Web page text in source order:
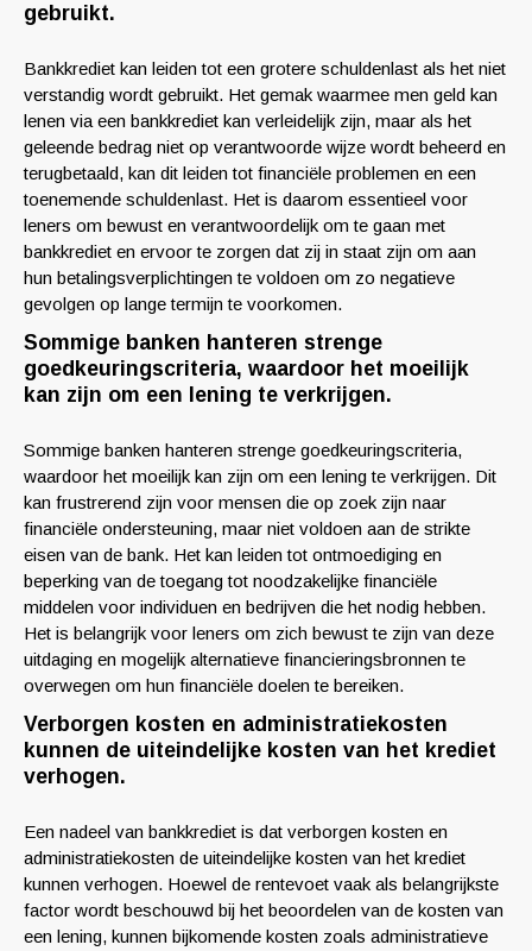
gebruikt.
Bankkrediet kan leiden tot een grotere schuldenlast als het niet
verstandig wordt gebruikt. Het gemak waarmee men geld kan
lenen via een bankkrediet kan verleidelijk zijn, maar als het
geleende bedrag niet op verantwoorde wijze wordt beheerd en
terugbetaald, kan dit leiden tot financiële problemen en een
toenemende schuldenlast. Het is daarom essentieel voor
leners om bewust en verantwoordelijk om te gaan met
bankkrediet en ervoor te zorgen dat zij in staat zijn om aan
hun betalingsverplichtingen te voldoen om zo negatieve
gevolgen op lange termijn te voorkomen.
Sommige banken hanteren strenge
goedkeuringscriteria, waardoor het moeilijk
kan zijn om een lening te verkrijgen.
Sommige banken hanteren strenge goedkeuringscriteria,
waardoor het moeilijk kan zijn om een lening te verkrijgen. Dit
kan frustrerend zijn voor mensen die op zoek zijn naar
financiële ondersteuning, maar niet voldoen aan de strikte
eisen van de bank. Het kan leiden tot ontmoediging en
beperking van de toegang tot noodzakelijke financiële
middelen voor individuen en bedrijven die het nodig hebben.
Het is belangrijk voor leners om zich bewust te zijn van deze
uitdaging en mogelijk alternatieve financieringsbronnen te
overwegen om hun financiële doelen te bereiken.
Verborgen kosten en administratiekosten
kunnen de uiteindelijke kosten van het krediet
verhogen.
Een nadeel van bankkrediet is dat verborgen kosten en
administratiekosten de uiteindelijke kosten van het krediet
kunnen verhogen. Hoewel de rentevoet vaak als belangrijkste
factor wordt beschouwd bij het beoordelen van de kosten van
een lening, kunnen bijkomende kosten zoals administratieve